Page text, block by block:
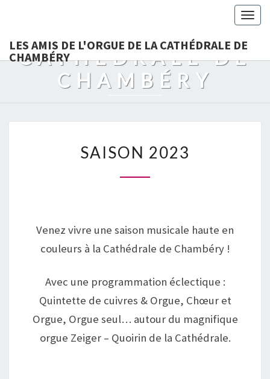
LES AMIS DE L'ORGUE DE LA CATHÉDRALE DE
CHAMBÉRY
L'ORGUE DE LA
CATHÉDRALE DE
CHAMBÉRY
2023
SAISON 2023
Venez vivre une saison musicale haute en
couleurs à la Cathédrale de Chambéry !
Avec une programmation éclectique :
Quintette de cuivres & Orgue, Chœur et
Orgue, Orgue seul… autour du magnifique
orgue Zeiger – Quoirin de la Cathédrale.